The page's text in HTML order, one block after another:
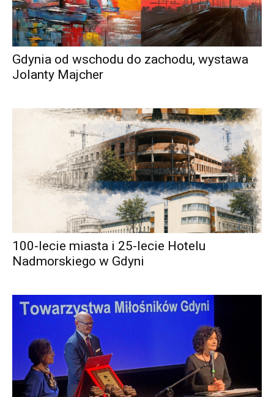
Gdynia od wschodu do zachodu, wystawa
Jolanty Majcher
100-lecie miasta i 25-lecie Hotelu
Nadmorskiego w Gdyni